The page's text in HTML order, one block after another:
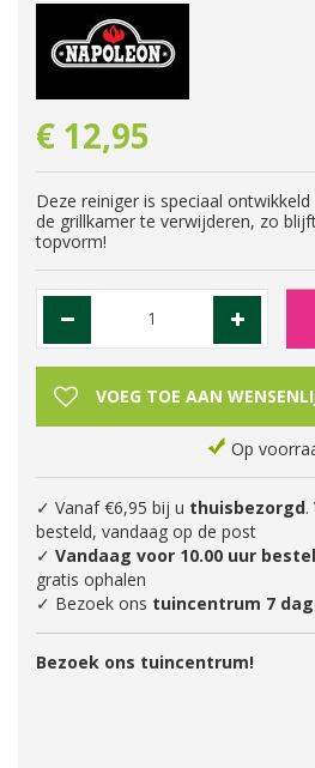
€ 12,95
Deze reiniger is speciaal
de grillkamer te verwijderen, zo
topvorm!
Op
✓ Vanaf €6,95 bij u thuisbezorgd.
besteld, vandaag op de post
✓ Vandaag voor 10.00 uur
gratis ophalen
✓ Bezoek ons tuincentrum 7
Bezoek ons tuincentrum!